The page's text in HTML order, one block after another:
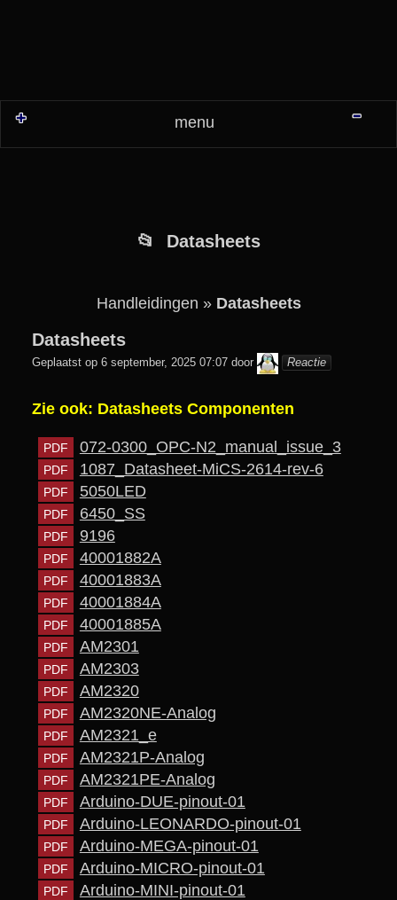
menu
Datasheets
Handleidingen » Datasheets
Datasheets
Geplaatst op 6 september, 2025 07:07 door colani
Reactie
Zie ook: Datasheets Componenten
072-0300_OPC-N2_manual_issue_3
1087_Datasheet-MiCS-2614-rev-6
5050LED
6450_SS
9196
40001882A
40001883A
40001884A
40001885A
AM2301
AM2303
AM2320
AM2320NE-Analog
AM2321_e
AM2321P-Analog
AM2321PE-Analog
Arduino-DUE-pinout-01
Arduino-LEONARDO-pinout-01
Arduino-MEGA-pinout-01
Arduino-MICRO-pinout-01
Arduino-MINI-pinout-01